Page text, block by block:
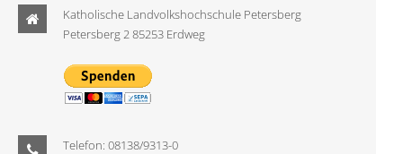
Katholische Landvolkshochschule Petersberg
Petersberg 2 85253 Erdweg
Telefon: 08138/9313-0